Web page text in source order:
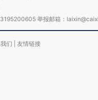
举报邮箱：
们 友情链接